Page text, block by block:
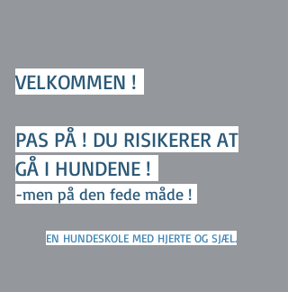
VELKOMMEN !
PAS PÅ ! DU RISIKERER AT
GÅ I HUNDENE !
-men på den fede måde !
EN HUNDESKOLE MED HJERTE OG SJÆL.